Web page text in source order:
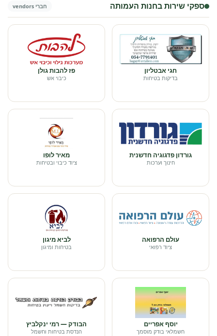
ספקי שירות בחנות העמותה חברי vendors
חגי אבטליון
בדיקות בטיחות
פז להבות גולן
כיבוי אש
גורדון פדגוגיה חדשנית
חינוך וערכות
מאיר לופו
ציוד כיבוי ובטיחות
עולם הרפואה
ציוד רפואי
לביא מיגון
בטיחות ומיגון
יוסף אפריים
חשמלאי בודק מוסמך
הבודק — רמי ינקלביץ
הנדסת בטיחות וחשמל